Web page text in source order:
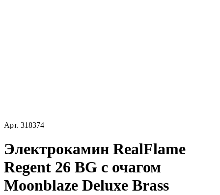
Арт. 318374
Электрокамин RealFlame
Regent 26 BG с очагом
Moonblaze Deluxe Brass